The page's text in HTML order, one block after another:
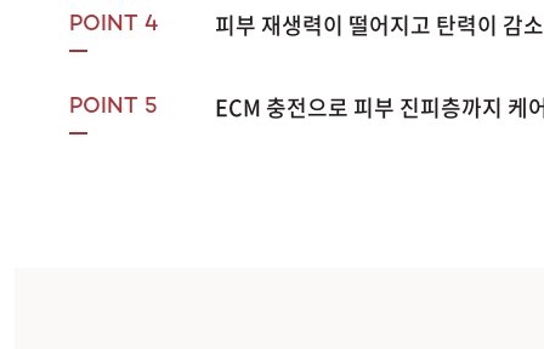
POINT 4 피부 재생력이 떨어지고 탄력이 감
POINT 5 ECM 충전으로 피부 진피층까지 케